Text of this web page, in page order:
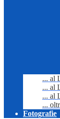
... al
... al
... al
...
Fotografie